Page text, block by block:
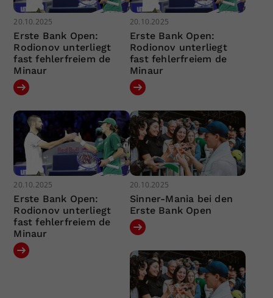
20.10.2025
Erste Bank Open:
Rodionov unterliegt
fast fehlerfreiem de
Minaur
20.10.2025
Erste Bank Open:
Rodionov unterliegt
fast fehlerfreiem de
Minaur
20.10.2025
Erste Bank Open:
Rodionov unterliegt
fast fehlerfreiem de
Minaur
20.10.2025
Sinner-Mania bei den
Erste Bank Open